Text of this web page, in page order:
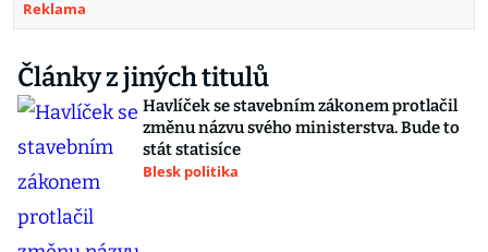
Reklama
Články z jiných titulů
Havlíček se stavebním zákonem protlačil
změnu názvu svého ministerstva. Bude to
stát statisíce
Blesk politika